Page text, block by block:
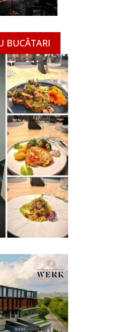
BUCĂTARI